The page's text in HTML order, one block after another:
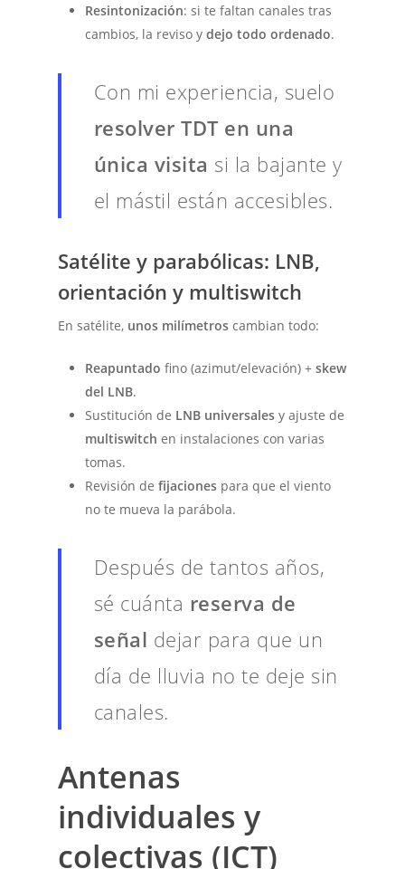
Resintonización: si te faltan canales tras
cambios, la reviso ydejo todo ordenado.
Con mi experiencia, suelo
resolver TDT en una
única visita si la bajante y
el mástil están accesibles.
Satélite y parabólicas: LNB,
orientación y multiswitch
En satélite, unos milímetros cambian todo:
Reapuntado fino (azimut/elevación) +skew
del LNB.
Sustitución de LNB universales y ajuste de
multiswitch en instalaciones con varias
tomas.
Revisión defijaciones para que el viento
no te mueva la parábola.
Después de tantos años,
sé cuánta reserva de
señal dejar para que un
día de lluvia no te deje sin
canales.
Antenas
individuales y
colectivas (ICT)